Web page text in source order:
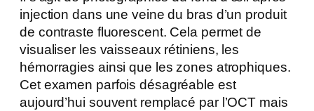
injection dans une veine du bras d’un produit
de contraste fluorescent. Cela permet de
visualiser les vaisseaux rétiniens, les
hémorragies ainsi que les zones atrophiques.
Cet examen parfois désagréable est
aujourd’hui souvent remplacé par l’OCT mais